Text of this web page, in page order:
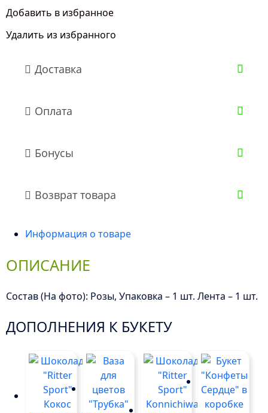
Роз
см.)
Добавить в избранное
Удалить из избранного
Доставка
Оплата
Бонусы
Возврат товара
Информация о товаре
ОПИСАНИЕ
Состав (На фото): Розы, Упаковка – 1 шт. Лента – 1 шт.
ДОПОЛНЕНИЯ К БУКЕТУ